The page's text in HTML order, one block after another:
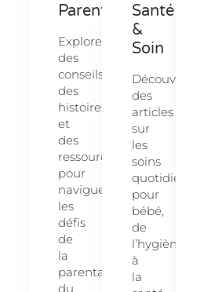
Parentalité
Explorez
des
conseils,
des
histoires
et
des
ressources
pour
naviguer
les
défis
de
la
parentalité,
du
Santé
&
Soin
Découvrez
des
articles
sur
les
soins
quotidiens
pour
bébé,
de
l’hygiène
à
la